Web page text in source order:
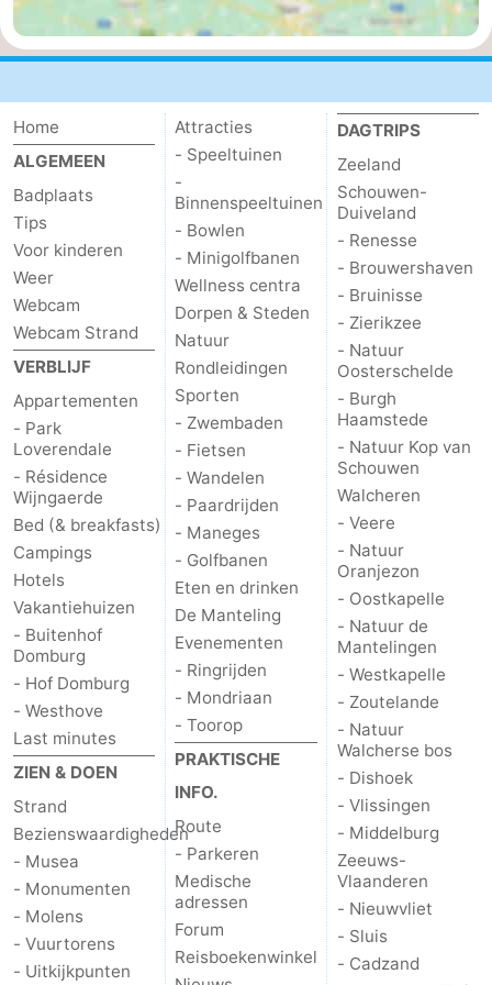
Natuur
Mantelingen
-
Zoutelande
-
Natuur
Walcherse
bos
-
Dishoek
Vlissingen
-
Middelburg
Zeeuws-
Nieuwvliet
-
Sluis
-
Cadzand
-
Natuur
Het
Zwin
Weer
Contact
Home
ALGEMEEN
Badplaats
Tips
Voor kinderen
Weer
Webcam
Webcam Strand
VERBLIJF
Appartementen
- Park
Loverendale
- Résidence
Wijngaerde
Bed (& breakfasts)
Campings
Hotels
Vakantiehuizen
- Buitenhof
Domburg
- Hof Domburg
- Westhove
Last minutes
ZIEN & DOEN
Strand
Bezienswaardigheden
- Musea
- Monumenten
- Molens
- Vuurtorens
- Uitkijkpunten
Attracties
- Speeltuinen
-
Binnenspeeltuinen
- Bowlen
- Minigolfbanen
Wellness centra
Dorpen & Steden
Natuur
Rondleidingen
Sporten
- Zwembaden
- Fietsen
- Wandelen
- Paardrijden
- Maneges
- Golfbanen
Eten en drinken
De Manteling
Evenementen
- Ringrijden
- Mondriaan
- Toorop
PRAKTISCHE
INFO.
Route
- Parkeren
Medische
adressen
Forum
Reisboekenwinkel
DAGTRIPS
Zeeland
Schouwen-
Duiveland
- Renesse
- Brouwershaven
- Bruinisse
- Zierikzee
- Natuur
Oosterschelde
- Burgh
Haamstede
- Natuur Kop van
Schouwen
Walcheren
- Veere
- Natuur
Oranjezon
- Oostkapelle
- Natuur de
Mantelingen
- Westkapelle
- Zoutelande
- Natuur
Walcherse bos
- Dishoek
- Vlissingen
- Middelburg
Zeeuws-
Vlaanderen
- Nieuwvliet
- Sluis
- Cadzand